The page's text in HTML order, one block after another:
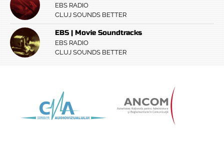
EBS RADIO
CLUJ SOUNDS BETTER
EBS | Movie Soundtracks
EBS RADIO
CLUJ SOUNDS BETTER